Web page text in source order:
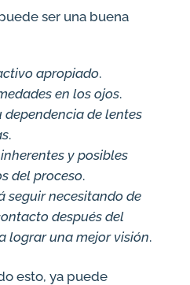
ser una buena
apropiado.
en los ojos.
dependencia de lentes
.
y posibles
del proceso.
seguir necesitando de
después del
lograr una mejor visión.
esto, ya puede